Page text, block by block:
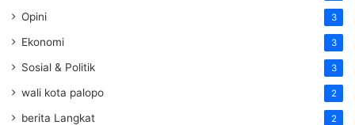
Opini 3
Ekonomi 3
Sosial & Politik 3
wali kota palopo 2
berita Langkat 2